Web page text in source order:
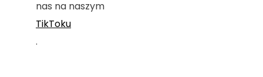
nas na naszym
TikToku
.